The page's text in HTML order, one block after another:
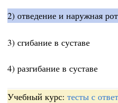
2) отведение и наружная
3) сгибание в суставе
4) разгибание в суставе
Учебный курс: тесты с